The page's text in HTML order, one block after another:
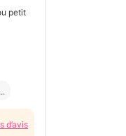
petit
...
d’avis